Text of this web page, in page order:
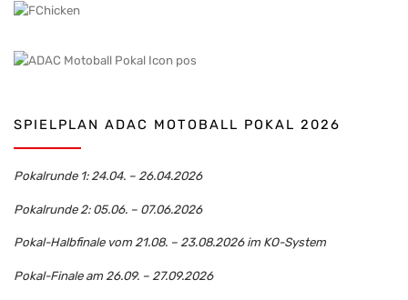
SPIELPLAN ADAC MOTOBALL POKAL 2026
Pokalrunde 1: 24.04. – 26.04.2026
Pokalrunde 2: 05.06. – 07.06.2026
Pokal-Halbfinale vom 21.08. – 23.08.2026 im KO-System
Pokal-Finale am 26.09. – 27.09.2026